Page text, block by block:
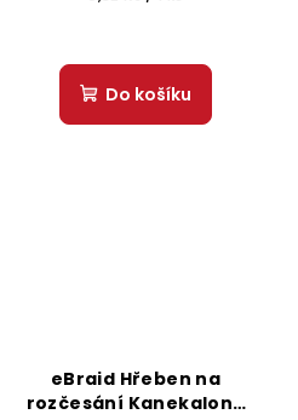
Do košíku
eBraid Hřeben na
rozčesání Kanekalonu